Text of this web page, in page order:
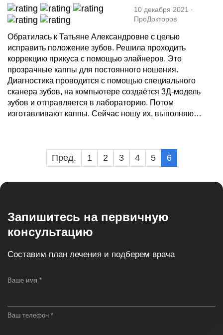
10 декабря 2021 ·
ПроДокторов
Обратилась к Татьяне Александровне с целью
исправить положение зубов. Решила проходить
коррекцию прикуса с помощью элайнеров. Это
прозрачные каппы для постоянного ношения.
Диагностика проводится с помощью специального
сканера зубов, на компьютере создаётся 3Д-модель
зубов и отправляется в лабораторию. Потом
изготавливают каппы. Сейчас ношу их, выполняю
Весь процесс цифровизирован. Это очень круто.
Пред. 1 2 3 4 5 6
Запишитесь на первичную
консультацию
Составим план лечения и подберем врача
Ваше имя *
Ваш телефон *